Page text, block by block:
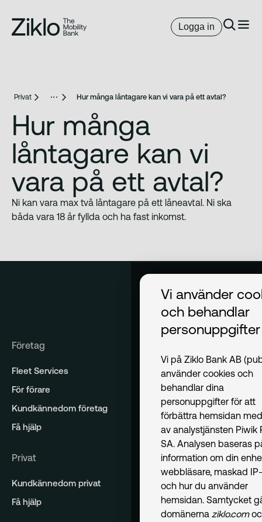
Logga in
Privat Hur många låntagare kan vi vara på ett avtal?
Hur många
låntagare kan vi
vara på ett avtal?
Ni kan vara max två låntagare på ett låneavtal. Ni ska
båda vara 18 år fyllda och ha fast inkomst.
Företag
Fleet Services
För förare
Kundkännedom företag
Få hjälp
Privat
Kundkännedom privat
Få hjälp
Vi använder
och behandlar
personuppgifter
Vi på Ziklo Bank AB
använder cookies och
behandlar dina
personuppgifter för att
förbättra hemsidan
av analystjänsten Piwik
SA. Analysen baseras
information om din
webbläsare, maskad
och hur du använder
hemsidan. Samtycket
domänerna ziklo.com